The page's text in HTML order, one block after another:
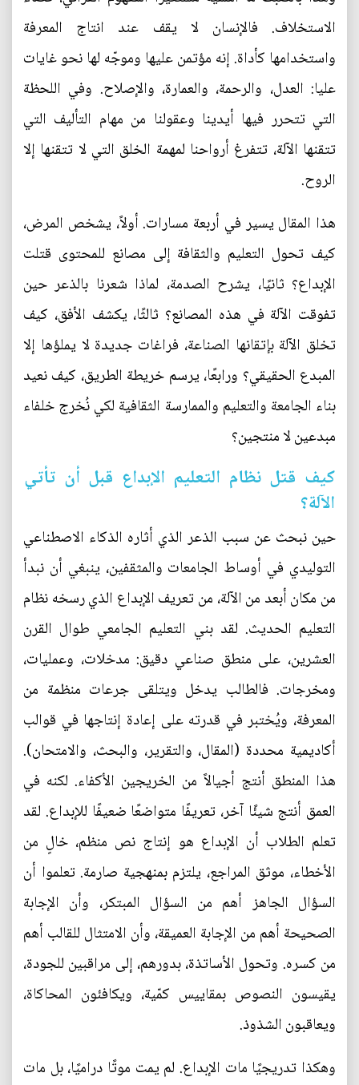
الاستخلاف. فالإنسان لا يقف عند انتاج المعرفة
واستخدامها كأداة. إنه مؤتمن عليها وموجّه لها نحو غايات
عليا: العدل، والرحمة، والعمارة، والإصلاح. وفي اللحظة
التي تتحرر فيها أيدينا وعقولنا من مهام التأليف التي
تتقنها الآلة، تتفرغ أرواحنا لمهمة الخلق التي لا تتقنها إلا
الروح.
هذا المقال يسير في أربعة مسارات. أولاً، يشخص المرض،
كيف تحول التعليم والثقافة إلى مصانع للمحتوى قتلت
الإبداع؟ ثانيًا، يشرح الصدمة، لماذا شعرنا بالذعر حين
تفوقت الآلة في هذه المصانع؟ ثالثًا، يكشف الأفق، كيف
تخلق الآلة بإتقانها الصناعة، فراغات جديدة لا يملؤها إلا
المبدع الحقيقي؟ ورابعًا، يرسم خريطة الطريق، كيف نعيد
بناء الجامعة والتعليم والممارسة الثقافية لكي نُخرج خلفاء
مبدعين لا منتجين؟
كيف قتل نظام التعليم الإبداع قبل أن تأتي
الآلة؟
حين نبحث عن سبب الذعر الذي أثاره الذكاء الاصطناعي
التوليدي في أوساط الجامعات والمثقفين، ينبغي أن نبدأ
من مكان أبعد من الآلة، من تعريف الإبداع الذي رسخه نظام
التعليم الحديث. لقد بني التعليم الجامعي طوال القرن
العشرين، على منطق صناعي دقيق: مدخلات، وعمليات،
ومخرجات. فالطالب يدخل ويتلقى جرعات منظمة من
المعرفة، ويُختبر في قدرته على إعادة إنتاجها في قوالب
أكاديمية محددة (المقال، والتقرير، والبحث، والامتحان).
هذا المنطق أنتج أجيالاً من الخريجين الأكفاء. لكنه في
العمق أنتج شيئًا آخر، تعريفًا متواضعًا ضعيفًا للإبداع. لقد
تعلم الطلاب أن الإبداع هو إنتاج نص منظم، خالٍ من
الأخطاء، موثق المراجع، يلتزم بمنهجية صارمة. تعلموا أن
السؤال الجاهز أهم من السؤال المبتكر، وأن الإجابة
الصحيحة أهم من الإجابة العميقة، وأن الامتثال للقالب أهم
من كسره. وتحول الأساتذة، بدورهم، إلى مراقبين للجودة،
يقيسون النصوص بمقاييس كمّية، ويكافئون المحاكاة،
ويعاقبون الشذوذ.
وهكذا تدريجيًا مات الإبداع. لم يمت موتًا دراميًا، بل مات